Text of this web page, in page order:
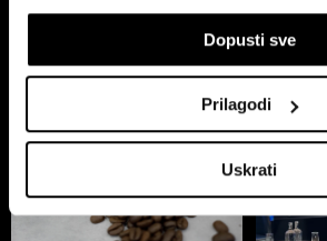
If you allow, we would also like to:
Collect information about your
Identify your device by
specific characteristics
Find out more about how your
and set your preferences in the
Dopusti sve
Prilagodi
Uskrati
Sezona rezultata u fokusu:
Globalne
regionalni